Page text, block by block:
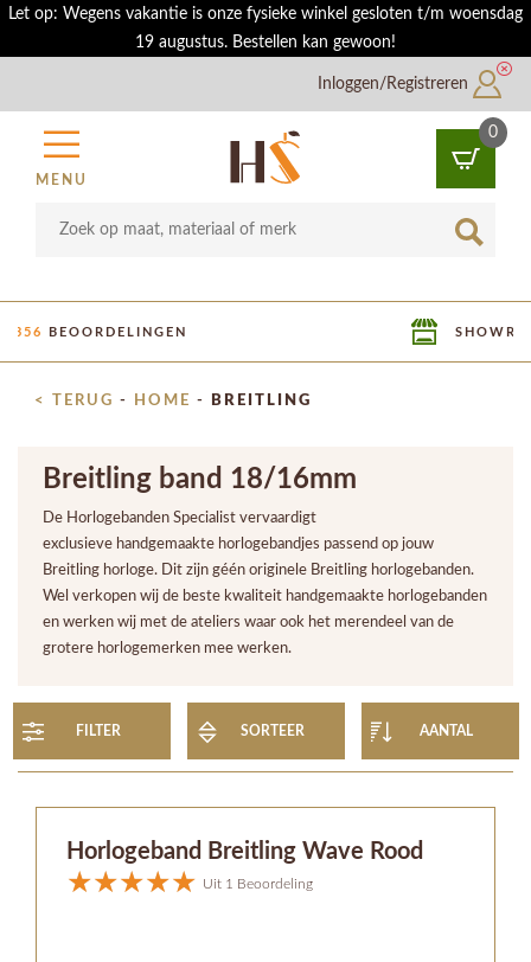
Let op: Wegens vakantie is onze fysieke winkel gesloten t/m woensdag
19 augustus. Bestellen kan gewoon!
Inloggen/Registreren
MENU
0
SHOWROOM IN UTRECHT
< TERUG - HOME - BREITLING
Breitling band 18/16mm
De Horlogebanden Specialist vervaardigt
exclusieve handgemaakte horlogebandjes passend op jouw
Breitling horloge. Dit zijn géén originele Breitling horlogebanden.
Wel verkopen wij de beste kwaliteit handgemaakte horlogebanden
en werken wij met de ateliers waar ook het merendeel van de
grotere horlogemerken mee werken.
FILTER SORTEER AANTAL
Horlogeband Breitling Wave Rood
Uit 1 Beoordeling